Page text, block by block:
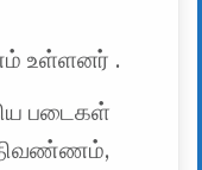
உள்ளனர் .
படைகள்